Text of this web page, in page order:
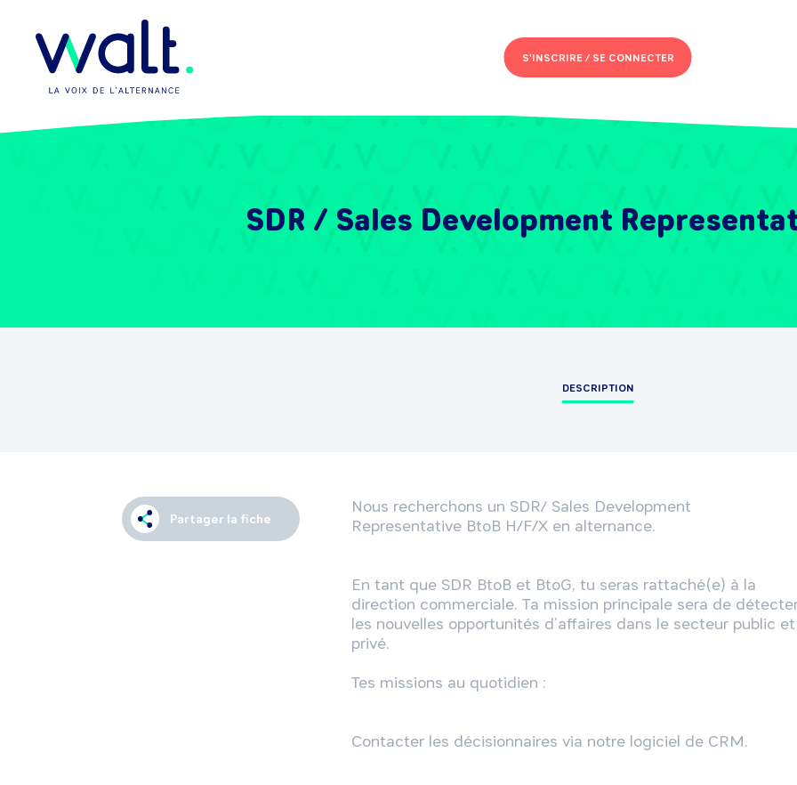
S'INSCRIRE /SE CONNECTER
SDR / Sales Development
DESCRIPTION
Partager la fiche
Nous recherchons un SDR/ Sales Development
Representative BtoB H/F/X en alternance.
En tant que SDR BtoB et BtoG, tu seras rattaché(e) à la
direction commerciale. Ta mission principale sera de
les nouvelles opportunités d’affaires dans le secteur public
privé.
Tes missions au quotidien :
Contacter les décisionnaires via notre logiciel de CRM.